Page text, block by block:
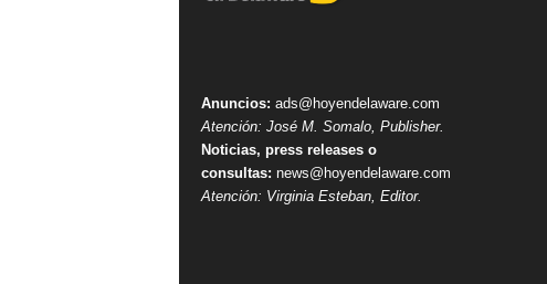
Anuncios: ads@hoyendelaware.com
Atención: José M. Somalo, Publisher.
Noticias, press releases o
consultas: news@hoyendelaware.com
Atención: Virginia Esteban, Editor.